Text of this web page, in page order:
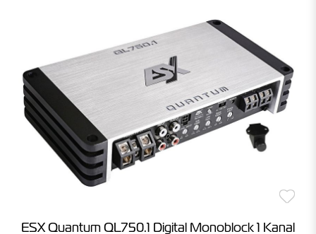
ESX Quantum QL750.1 Digital Monoblock 1 Kanal